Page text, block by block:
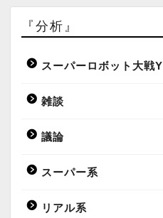
『分析』
スーパーロボット大戦Y
雑談
議論
スーパー系
リアル系